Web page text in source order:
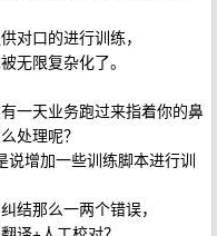
对口的进行训练，
无限复杂化了。
一天业务跑过来指着你的鼻
处理呢？
说增加一些训练脚本进行训
结那么一两个错误，